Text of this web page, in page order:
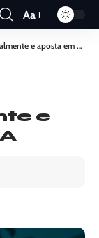
Aa
e aposta em nova IA
e